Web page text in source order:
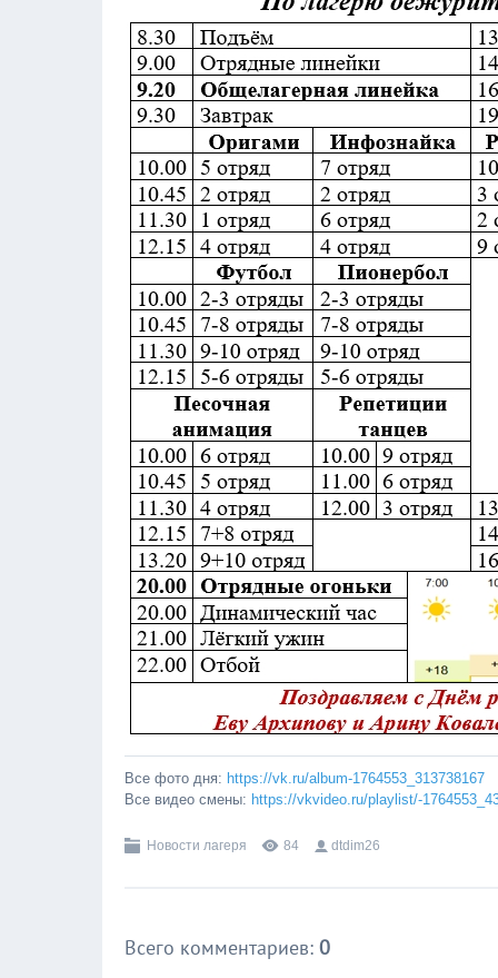
Все фото дня: https://vk.ru/album-1764553_313738167
Все видео смены: https://vkvideo.ru/playlist/-
Новости лагеря 84 dtdim26
Всего комментариев: 0